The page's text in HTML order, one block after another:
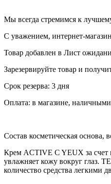
Мы всегда стремимся к
С уважением, интернет-
Товар добавлен в Лист
Зарезервируйте товар и
Срок резерва: 3 дня
Оплата: в магазине,
Состав косметическая основа,
Крем ACTIVE C YEUX за счет
увлажняет кожу вокруг
количество средства легкими